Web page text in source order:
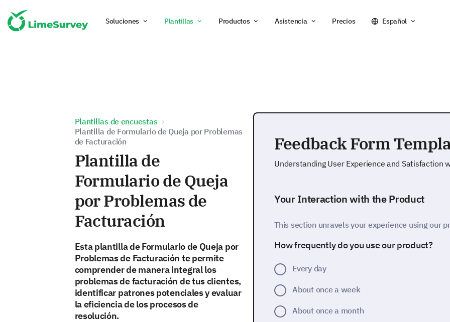
Soluciones Plantillas Productos Asistencia Precios Español
Plantillas de encuestas
Plantilla de Formulario de Queja por Problemas
de Facturación
Plantilla de
Formulario de Queja
por Problemas de
Facturación
Esta plantilla de Formulario de Queja por
Problemas de Facturación te permite
comprender de manera integral los
problemas de facturación de tus clientes,
identificar patrones potenciales y evaluar
la eficiencia de los procesos de
resolución.
Feedback Form
Understanding User Experience and Satisfaction
Your Interaction with the Product
This section unravels your experience using our
How frequently do you use our product?
Every day
About once a week
About once a month